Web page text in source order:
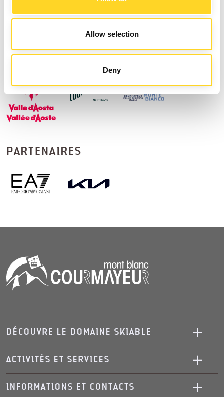
Allow selection
Deny
PARTNERAIRES RÉGIONAUX
PARTENAIRES
DÉCOUVRE LE DOMAINE SKIABLE
ACTIVITÉS ET SERVICES
INFORMATIONS ET CONTACTS